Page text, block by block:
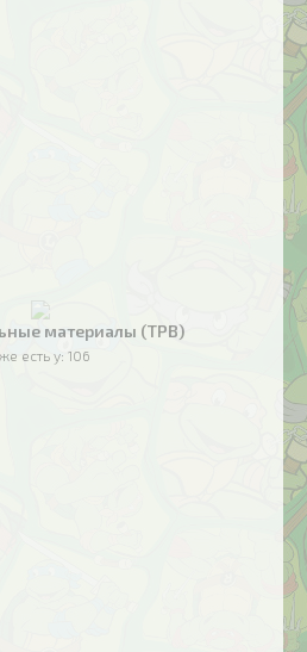
материалы (TPB)
есть у: 106